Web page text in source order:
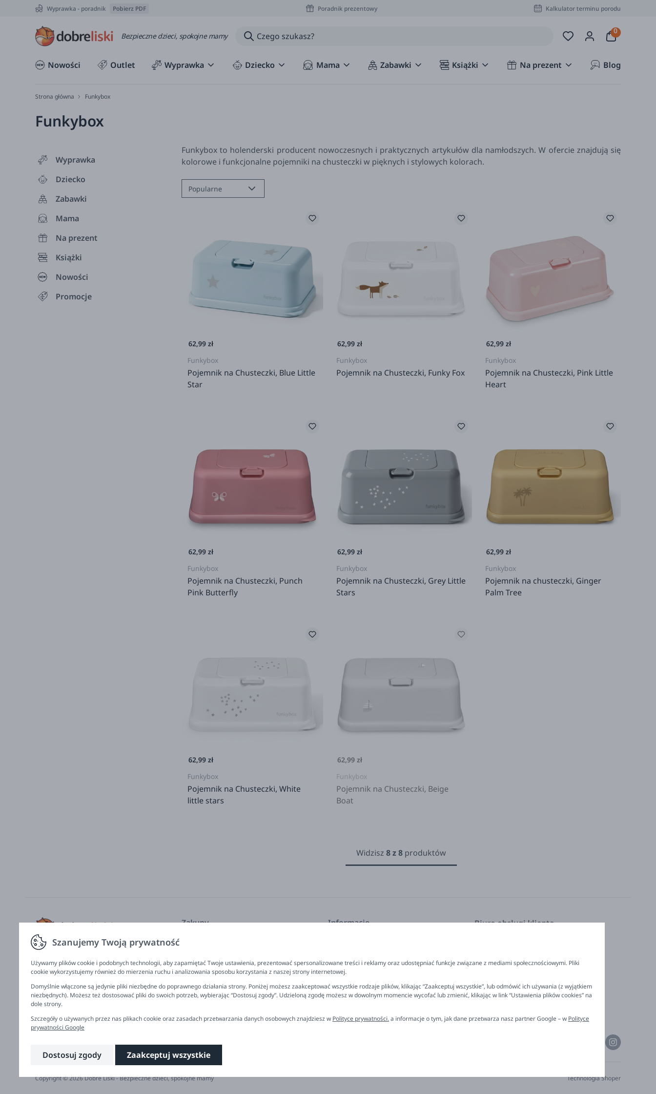
Wyprawka - poradnik Pobierz PDF Poradnik prezentowy Kalkulator terminu porodu
Bezpieczne dzieci, spokojne mamy
Nowości Outlet Wyprawka Dziecko Mama Zabawki Książki Na prezent Blog
Strona główna Funkybox
Funkybox
Wyprawka
Dziecko
Zabawki
Mama
Na prezent
Książki
Nowości
Promocje
Funkybox to holenderski producent nowoczesnych i praktycznych artykułów dla namłodszych. W ofercie znajdują się
kolorowe i funkcjonalne pojemniki na chusteczki w pięknych i stylowych kolorach.
Popularne
62,99 zł
Funkybox
Pojemnik na Chusteczki, Blue Little
Star
62,99 zł
Funkybox
Pojemnik na Chusteczki, Funky Fox
62,99 zł
Funkybox
Pojemnik na Chusteczki, Pink Little
Heart
62,99 zł
Funkybox
Pojemnik na Chusteczki, Punch
Pink Butterfly
62,99 zł
Funkybox
Pojemnik na Chusteczki, Grey Little
Stars
62,99 zł
Funkybox
Pojemnik na chusteczki, Ginger
Palm Tree
62,99 zł
Funkybox
Pojemnik na Chusteczki, White
little stars
62,99 zł
Funkybox
Pojemnik na Chusteczki, Beige
Boat
Widzisz 8z8 produktów
Zakupy
Zamów na prezent
Regulamin, polityka prywatności
Dane do przelewu
Informacje
Newsletter
Kontakt
Ustawienia plików cookies
Biuro obsługi klienta
+48 694 596 187
Copyright © 2026 Dobre Liski - Bezpieczne dzieci, spokojne mamy TechnologiaShoper
Szanujemy Twoją prywatność
Używamy plików cookie i podobnych technologii, aby zapamiętać Twoje ustawienia, prezentować spersonalizowane treści i reklamy oraz udostępniać funkcje związane z mediami społecznościowymi. Pliki
cookie wykorzystujemy również do mierzenia ruchu i analizowania sposobu korzystania z naszej strony internetowej.
Domyślnie włączone są jedynie pliki niezbędne do poprawnego działania strony. Poniżej możesz zaakceptować wszystkie rodzaje plików, klikając “Zaakceptuj wszystkie”, lub odmówić ich używania (z wyjątkiem
niezbędnych). Możesz też dostosować pliki do swoich potrzeb, wybierając “Dostosuj zgody”. Udzieloną zgodę możesz w dowolnym momencie wycofać lub zmienić, klikając w link “Ustawienia plików cookies” na
dole strony.
Szczegóły o używanych przez nas plikach cookie oraz zasadach przetwarzania danych osobowych znajdziesz w Polityce prywatności.a informacje o tym, jak dane przetwarza nasz partner Google – w Polityce
prywatności Google
Dostosuj zgody Zaakceptuj wszystkie